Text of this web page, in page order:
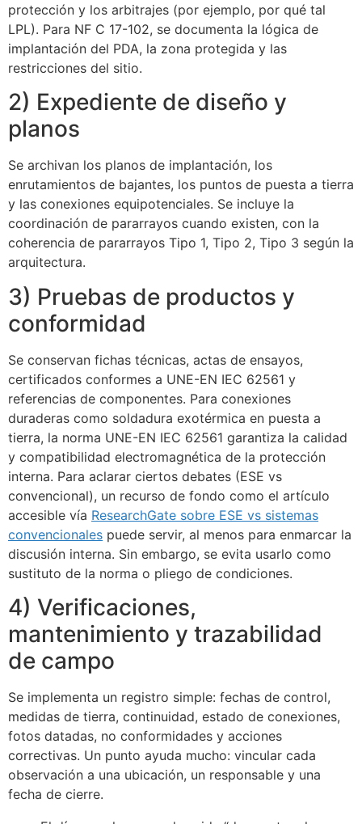
protección y los arbitrajes (por ejemplo, por qué tal
LPL). Para NF C 17-102, se documenta la lógica de
implantación del PDA, la zona protegida y las
restricciones del sitio.
2) Expediente de diseño y
planos
Se archivan los planos de implantación, los
enrutamientos de bajantes, los puntos de puesta a tierra
y las conexiones equipotenciales. Se incluye la
coordinación de pararrayos cuando existen, con la
coherencia de pararrayos Tipo 1, Tipo 2, Tipo 3 según la
arquitectura.
3) Pruebas de productos y
conformidad
Se conservan fichas técnicas, actas de ensayos,
certificados conformes a UNE-EN IEC 62561 y
referencias de componentes. Para conexiones
duraderas como soldadura exotérmica en puesta a
tierra, la norma UNE-EN IEC 62561 garantiza la calidad
y compatibilidad electromagnética de la protección
interna. Para aclarar ciertos debates (ESE vs
convencional), un recurso de fondo como el artículo
accesible vía ResearchGate sobre ESE vs sistemas
convencionales puede servir, al menos para enmarcar la
discusión interna. Sin embargo, se evita usarlo como
sustituto de la norma o pliego de condiciones.
4) Verificaciones,
mantenimiento y trazabilidad
de campo
Se implementa un registro simple: fechas de control,
medidas de tierra, continuidad, estado de conexiones,
fotos datadas, no conformidades y acciones
correctivas. Un punto ayuda mucho: vincular cada
observación a una ubicación, un responsable y una
fecha de cierre.